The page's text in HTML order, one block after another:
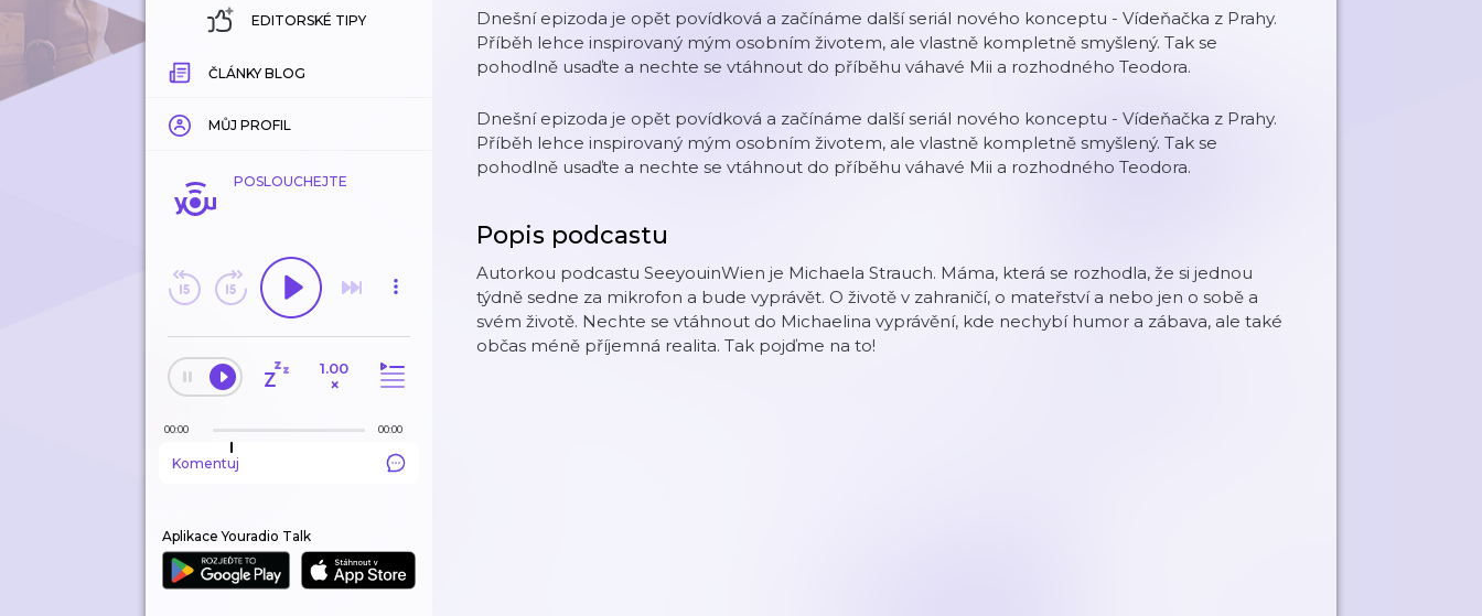
EDITORSKÉ TIPY
ČLÁNKY BLOG
MŮJ PROFIL
POSLOUCHEJTE
1.00
×
00:00 00:00
Komentuj
Aplikace Youradio Talk
Dnešní epizoda je opět povídková a začínáme další seriál nového konceptu - Vídeňačka z Prahy.
Příběh lehce inspirovaný mým osobním životem, ale vlastně kompletně smyšlený. Tak se
pohodlně usaďte a nechte se vtáhnout do příběhu váhavé Mii a rozhodného Teodora.
Dnešní epizoda je opět povídková a začínáme další seriál nového konceptu - Vídeňačka z Prahy.
Příběh lehce inspirovaný mým osobním životem, ale vlastně kompletně smyšlený. Tak se
pohodlně usaďte a nechte se vtáhnout do příběhu váhavé Mii a rozhodného Teodora.
Popis podcastu
Autorkou podcastu SeeyouinWien je Michaela Strauch. Máma, která se rozhodla, že si jednou
týdně sedne za mikrofon a bude vyprávět. O životě v zahraničí, o mateřství a nebo jen o sobě a
svém životě. Nechte se vtáhnout do Michaelina vyprávění, kde nechybí humor a zábava, ale také
občas méně příjemná realita. Tak pojďme na to!